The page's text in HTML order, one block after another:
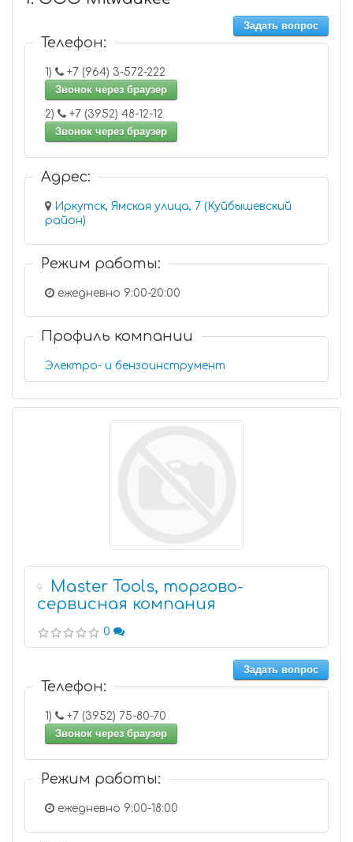
Задать вопрос
Телефон:
1)
+7 (964) 3-572-222
Звонок через браузер
2)
+7 (3952) 48-12-12
Звонок через браузер
Адрес:
Иркутск, Ямская улица, 7 (Куйбышевский
район)
Режим работы:
ежедневно 9:00-20:00
Профиль компании
Электро- и бензоинструмент
9
Master Tools, торгово-
сервисная компания
0
Задать вопрос
Телефон:
1)
+7 (3952) 75-80-70
Звонок через браузер
Режим работы:
ежедневно 9:00-18:00